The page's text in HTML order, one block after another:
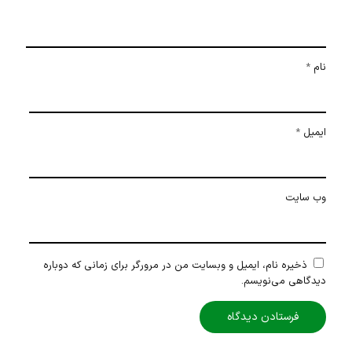
نام *
ایمیل *
وب‌ سایت
ذخیره نام، ایمیل و وبسایت من در مرورگر برای زمانی که دوباره
دیدگاهی می‌نویسم.